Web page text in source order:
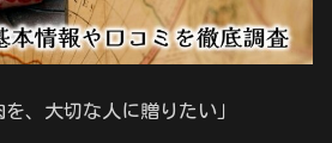
、大切な人に贈りたい」